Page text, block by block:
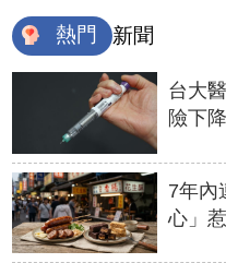
熱門 新聞
台大
險下
7年內
心」